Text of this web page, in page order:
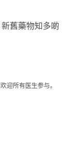
舊藥物知多啲
迎所有医生参与。